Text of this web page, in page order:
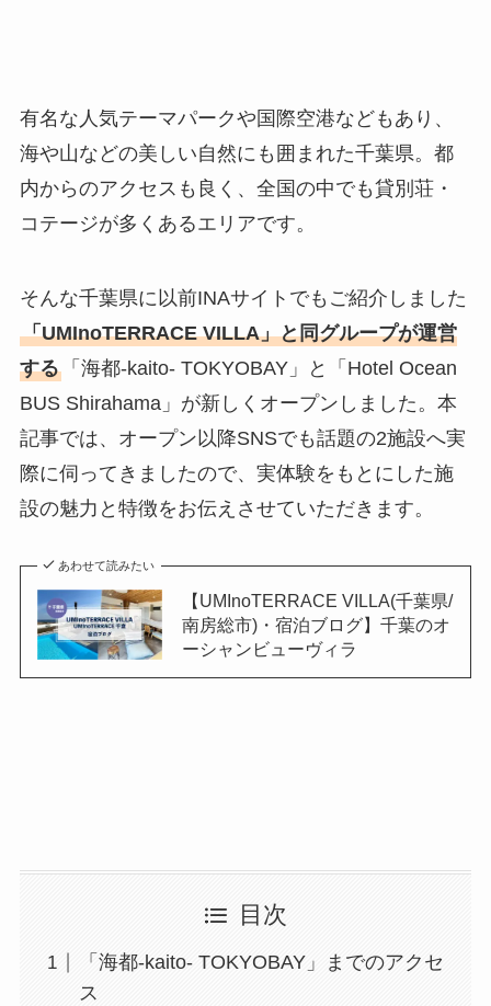
有名な人気テーマパークや国際空港などもあり、
海や山などの美しい自然にも囲まれた千葉県。都
内からのアクセスも良く、全国の中でも貸別荘・
コテージが多くあるエリアです。
そんな千葉県に以前INAサイトでもご紹介しました
「UMInoTERRACE VILLA」と同グループが運営
する「海都-kaito- TOKYOBAY」と「Hotel Ocean
BUS Shirahama」が新しくオープンしました。本
記事では、オープン以降SNSでも話題の2施設へ実
際に伺ってきましたので、実体験をもとにした施
設の魅力と特徴をお伝えさせていただきます。
あわせて読みたい
【UMInoTERRACE VILLA(千葉県/
南房総市)・宿泊ブログ】千葉のオ
ーシャンビューヴィラ
目次
「海都-kaito- TOKYOBAY」までのアクセ
ス